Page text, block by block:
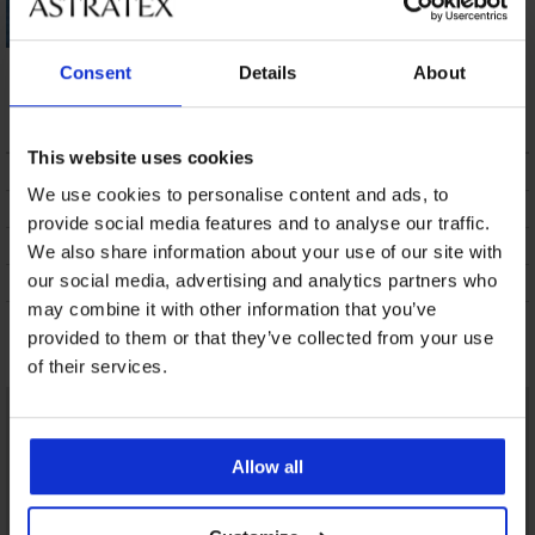
Consent Details About
This website uses cookies
We use cookies to personalise content and ads, to
provide social media features and to analyse our traffic.
We also share information about your use of our site with
our social media, advertising and analytics partners who
may combine it with other information that you’ve
provided to them or that they’ve collected from your use
of their services.
Allow all
Dames bikinitop
Young Style
9,60 €
Dames bikinitop
Alina
10,50 €
BESCHRIJVING
VERZENDING EN BETALING
RUILEN
ONDERHOUD EN WASSEN
Misschien vindt u dit ook leuk